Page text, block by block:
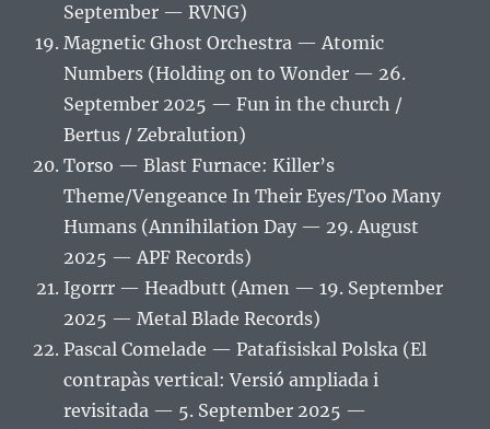
September — RVNG)
Magnetic Ghost Orchestra — Atomic
Numbers (Holding on to Wonder — 26.
September 2025 — Fun in the church /
Bertus / Zebralution)
Torso — Blast Furnace: Killer’s
Theme/Vengeance In Their Eyes/Too Many
Humans (Annihilation Day — 29. August
2025 — APF Records)
Igorrr — Headbutt (Amen — 19. September
2025 — Metal Blade Records)
Pascal Comelade — Patafisiskal Polska (El
contrapàs vertical: Versió ampliada i
revisitada — 5. September 2025 —